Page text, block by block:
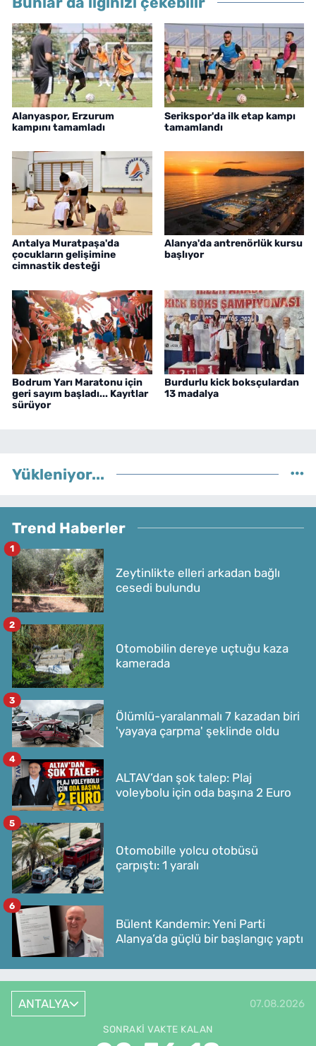
Alanyaspor, Erzurum
kampını tamamladı
Serikspor'da ilk etap kampı
tamamlandı
Antalya Muratpaşa'da
çocukların gelişimine
cimnastik desteği
Alanya'da antrenörlük kursu
başlıyor
Bodrum Yarı Maratonu için
geri sayım başladı... Kayıtlar
sürüyor
Burdurlu kick boksçulardan
13 madalya
Yükleniyor...
Trend Haberler
Zeytinlikte elleri arkadan bağlı
cesedi bulundu
1
Otomobilin dereye uçtuğu kaza
kamerada
2
Ölümlü-yaralanmalı 7 kazadan biri
'yayaya çarpma' şeklinde oldu
3
ALTAV’dan şok talep: Plaj
voleybolu için oda başına 2 Euro
4
Otomobille yolcu otobüsü
çarpıştı: 1 yaralı
5
Bülent Kandemir: Yeni Parti
Alanya’da güçlü bir başlangıç yaptı
6
ANTALYA 07.08.2026
SONRAKI VAKTE KALAN